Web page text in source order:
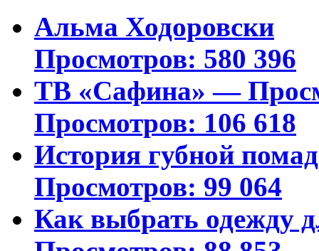
Альма Ходоровски
Просмотров: 580 396
ТВ «Сафина» —
Просмотров: 106 618
История губной
Просмотров: 99 064
Как выбрать одежду